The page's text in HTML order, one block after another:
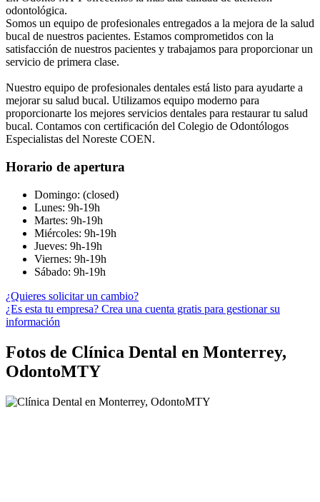
odontológica.
Somos un equipo de profesionales entregados a la mejora de la salud
bucal de nuestros pacientes. Estamos comprometidos con la
satisfacción de nuestros pacientes y trabajamos para proporcionar un
servicio de primera clase.
Nuestro equipo de profesionales dentales está listo para ayudarte a
mejorar su salud bucal. Utilizamos equipo moderno para
proporcionarte los mejores servicios dentales para restaurar tu salud
bucal. Contamos con certificación del Colegio de Odontólogos
Especialistas del Noreste COEN.
Horario de apertura
Domingo: (closed)
Lunes: 9h-19h
Martes: 9h-19h
Miércoles: 9h-19h
Jueves: 9h-19h
Viernes: 9h-19h
Sábado: 9h-19h
¿Quieres solicitar un cambio?
¿Es esta tu empresa? Crea una cuenta gratis para gestionar su
información
Fotos de Clínica Dental en Monterrey,
OdontoMTY